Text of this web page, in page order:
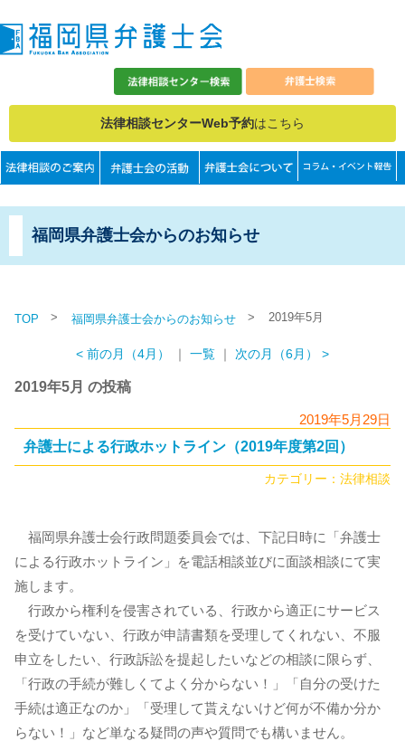
法律相談センターWeb予約はこちら
福岡県弁護士会からのお知らせ
TOP > 福岡県弁護士会からのお知らせ > 2019年5月
< 前の月（4月） ｜ 一覧 ｜ 次の月（6月） >
2019年5月 の投稿
2019年5月29日
弁護士による行政ホットライン（2019年度第2回）
カテゴリー： 法律相談
福岡県弁護士会行政問題委員会では、下記日時に「弁護士
による行政ホットライン」を電話相談並びに面談相談にて実
施します。
行政から権利を侵害されている、行政から適正にサービス
を受けていない、行政が申請書類を受理してくれない、不服
申立をしたい、行政訴訟を提起したいなどの相談に限らず、
「行政の手続が難しくてよく分からない！」「自分の受けた
手続は適正なのか」「受理して貰えないけど何が不備か分か
らない！」など単なる疑問の声や質問でも構いません。